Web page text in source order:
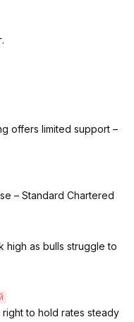
offers limited support –
– Standard Chartered
high as bulls struggle to
to hold rates steady